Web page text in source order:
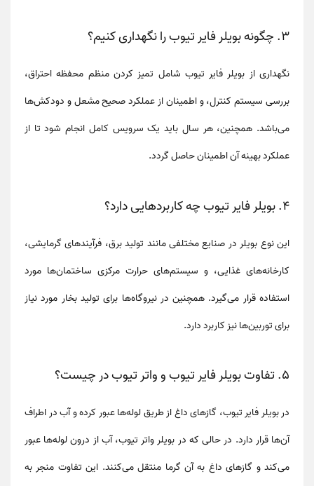
۳. چگونه بویلر فایر تیوب را نگهداری کنیم؟
نگهداری از بویلر فایر تیوب شامل تمیز کردن منظم محفظه احتراق،
بررسی سیستم کنترل، و اطمینان از عملکرد صحیح مشعل و دودکش‌ها
می‌باشد. همچنین، هر سال باید یک سرویس کامل انجام شود تا از
عملکرد بهینه آن اطمینان حاصل گردد.
۴. بویلر فایر تیوب چه کاربردهایی دارد؟
این نوع بویلر در صنایع مختلفی مانند تولید برق، فرآیندهای گرمایشی،
کارخانه‌های غذایی، و سیستم‌های حرارت مرکزی ساختمان‌ها مورد
استفاده قرار می‌گیرد. همچنین در نیروگاه‌ها برای تولید بخار مورد نیاز
برای توربین‌ها نیز کاربرد دارد.
۵. تفاوت بویلر فایر تیوب و واتر تیوب در چیست؟
در بویلر فایر تیوب، گازهای داغ از طریق لوله‌ها عبور کرده و آب در اطراف
آن‌ها قرار دارد. در حالی که در بویلر واتر تیوب، آب از درون لوله‌ها عبور
می‌کند و گازهای داغ به آن گرما منتقل می‌کنند. این تفاوت منجر به